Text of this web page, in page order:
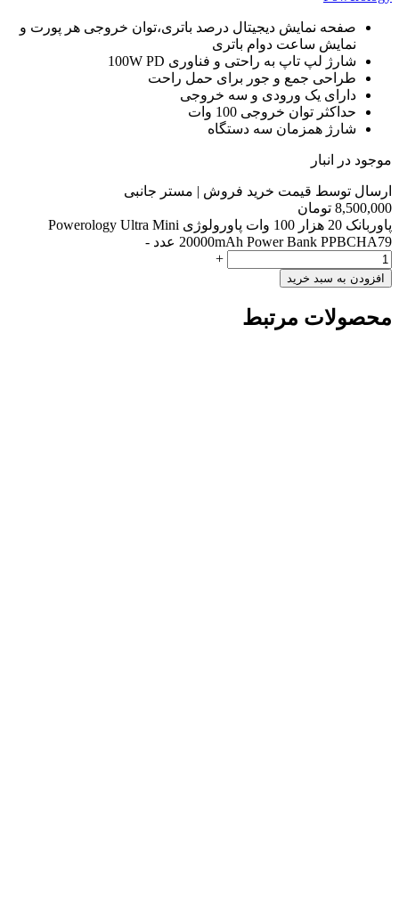
صفحه نمایش دیجیتال درصد باتری،توان خروجی هر پورت و
نمایش ساعت دوام باتری
شارژ لپ تاپ به راحتی و فناوری 100W PD
طراحی جمع‎ و جور برای حمل راحت
دارای یک ورودی و سه خروجی
حداکثر توان خروجی 100 وات
شارژ همزمان سه دستگاه
موجود در انبار
ارسال توسط قیمت خرید فروش | مستر جانبی
8,500,000 تومان
پاوربانک 20 هزار 100 وات پاورولوژی Powerology Ultra Mini
20000mAh Power Bank PPBCHA79 عدد
-
+
افزودن به سبد خرید
محصولات مرتبط